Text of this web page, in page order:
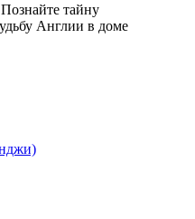
тайну
Англии в доме